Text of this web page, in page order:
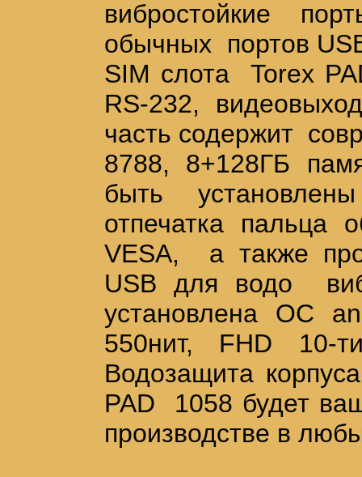
вибростойкие
обычных портов
SIM слота Torex
RS-232,
часть содержит
8788, 8+128ГБ
быть установлены
отпечатка
VESA, а также
USB для водо
установлена ОС
550нит, FHD 10-
Водозащита
PAD 1058 будет
производстве в